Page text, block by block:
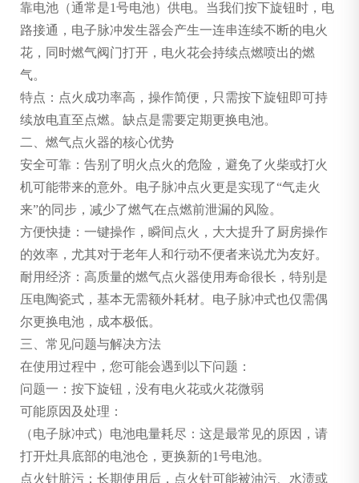
靠电池（通常是1号电池）供电。当我们按下旋钮时，电
路接通，电子脉冲发生器会产生一连串连续不断的电火
花，同时燃气阀门打开，电火花会持续点燃喷出的燃
气。
特点：点火成功率高，操作简便，只需按下旋钮即可持
续放电直至点燃。缺点是需要定期更换电池。
二、燃气点火器的核心优势
安全可靠：告别了明火点火的危险，避免了火柴或打火
机可能带来的意外。电子脉冲点火更是实现了“气走火
来”的同步，减少了燃气在点燃前泄漏的风险。
方便快捷：一键操作，瞬间点火，大大提升了厨房操作
的效率，尤其对于老年人和行动不便者来说尤为友好。
耐用经济：高质量的燃气点火器使用寿命很长，特别是
压电陶瓷式，基本无需额外耗材。电子脉冲式也仅需偶
尔更换电池，成本极低。
三、常见问题与解决方法
在使用过程中，您可能会遇到以下问题：
问题一：按下旋钮，没有电火花或火花微弱
可能原因及处理：
（电子脉冲式）电池电量耗尽：这是最常见的原因，请
打开灶具底部的电池仓，更换新的1号电池。
点火针脏污：长期使用后，点火针可能被油污、水渍或